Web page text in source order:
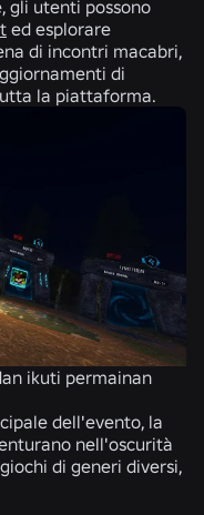
gli utenti possono
ed esplorare
di incontri macabri,
di
la piattaforma.
ikuti permainan
dell'evento, la
nell'oscurità
di generi diversi,